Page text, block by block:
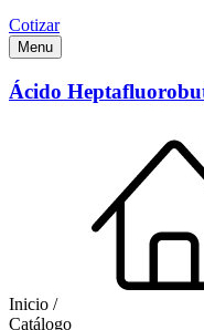
Cotizar
Menu
Ácido
Inicio /
Catálogo